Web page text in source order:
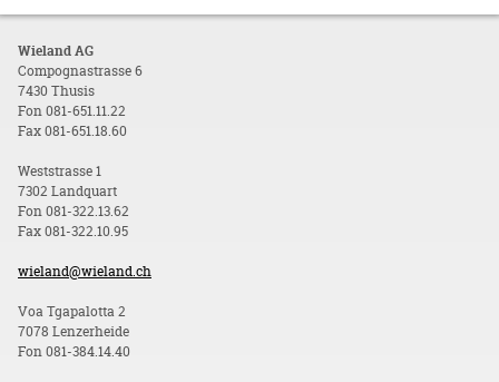
Wieland AG
Compognastrasse 6
7430 Thusis
Fon 081-651.11.22
Fax 081-651.18.60
Weststrasse 1
7302 Landquart
Fon 081-322.13.62
Fax 081-322.10.95
wieland@wieland.ch
Voa Tgapalotta 2
7078 Lenzerheide
Fon 081-384.14.40